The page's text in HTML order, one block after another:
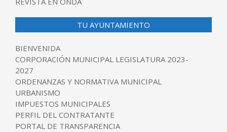
TU AYUNTAMIENTO
BIENVENIDA
CORPORACIÓN MUNICIPAL LEGISLATURA 2023-
2027
ORDENANZAS Y NORMATIVA MUNICIPAL
URBANISMO
IMPUESTOS MUNICIPALES
PERFIL DEL CONTRATANTE
PORTAL DE TRANSPARENCIA